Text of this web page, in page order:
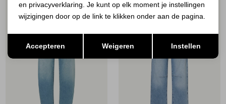
en privacyverklaring. Je kunt op elk moment je instellingen
wijzigingen door op de link te klikken onder aan de pagina.
Accepteren Weigeren Instellen